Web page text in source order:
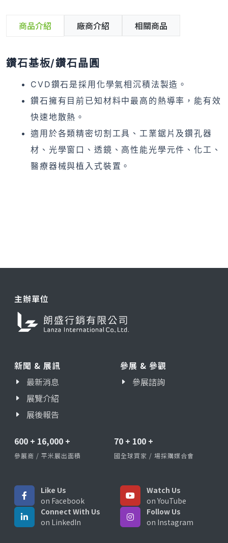
商品介紹 廠商介紹 相關商品
鑽石基板/鑽石晶圓
CVD鑽石是採用化學氣相沉積法製造。
鑽石擁有目前已知材料中最高的熱導率，能有效
快速地散熱。
適用於各類精密切割工具、工業鋸片及鑽孔器
材、光學窗口、透鏡、高性能光學元件、化工、
醫療器械與植入式裝置。
主辦單位
新聞 & 展訊
最新消息
展覽介紹
展後報告
參展 & 參觀
參展諮詢
600 + 16,000 +
參展商 / 平米展出面積
70 + 100 +
國全球買家 / 場採購媒合會
Like Us
on Facebook
Watch Us
on YouTube
Connect With Us
on LinkedIn
Follow Us
on Instagram